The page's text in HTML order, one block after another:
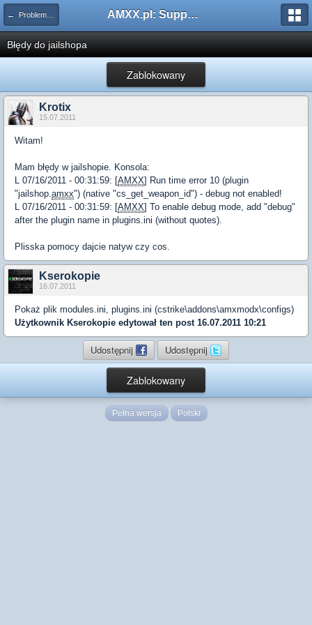
← Problemy z pluginami AMXX.pl: Support AMX Mod X i SourceMod
Błędy do jailshopa
Zablokowany
Krotix
15.07.2011
Witam!
Mam błędy w jailshopie. Konsola:
L 07/16/2011 - 00:31:59: [AMXX] Run time error 10 (plugin
"jailshop.amxx") (native "cs_get_weapon_id") - debug not enabled!
L 07/16/2011 - 00:31:59: [AMXX] To enable debug mode, add "debug"
after the plugin name in plugins.ini (without quotes).
Plisska pomocy dajcie natyw czy cos.
Kserokopie
16.07.2011
Pokaż plik modules.ini, plugins.ini (cstrike\addons\amxmodx\configs)
Użytkownik Kserokopie edytował ten post 16.07.2011 10:21
Udostępnij Udostępnij
Zablokowany
Pełna wersja Polski